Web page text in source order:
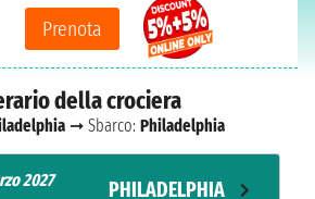
Prenota
della crociera
➞ Sbarco: Philadelphia
2027
PHILADELPHIA